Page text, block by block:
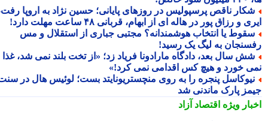
ناقص پرسپولیس در روزهای پایانی؛ حسین نژاد به اروپا رفت،
و رزاق پور در هاله ای از ابهام، قربانی ۴۸ ساعت مهلت دارد!
یا انتخاب هوشمندانه؟ مجتبی جباری از استقلال و مس
به لیگ یک رسید!
سال بعد، دادگاه مارادونا فریاد زد؛ «از تخت بلند نمی شد، غذا
خورد و هیچ کس اقدامی نمی کرد!»
پنجره را به روی منچستریونایتد بست؛ لوئیس هال در سنت
پارک ماندنی شد
ویژهاقتصاد آزاد